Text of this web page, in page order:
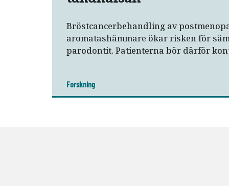
Bröstcancerbehandling av
aromatashämmare ökar risken för
parodontit. Patienterna bör därför
Forskning